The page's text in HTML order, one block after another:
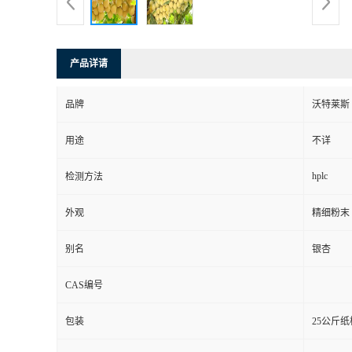
产品详请
品牌 沃特莱斯
用途 不详
检测方法 hplc
外观 精细粉末
别名 银杏
CAS编号
包装 25公斤